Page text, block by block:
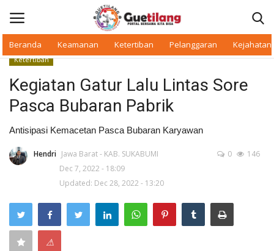
Beranda Keamanan Ketertiban Pelanggaran Kejahatan
Beranda
Daerah
Makan Bergizi
Warkop Digital
Pelanggaran
Ketertiban
Kegiatan Gatur Lalu Lintas Sore
Pasca Bubaran Pabrik
Antisipasi Kemacetan Pasca Bubaran Karyawan
Hendri Jawa Barat - KAB. SUKABUMI
Dec 7, 2022 - 18:09
Updated: Dec 28, 2022 - 13:20
0 146
⚠